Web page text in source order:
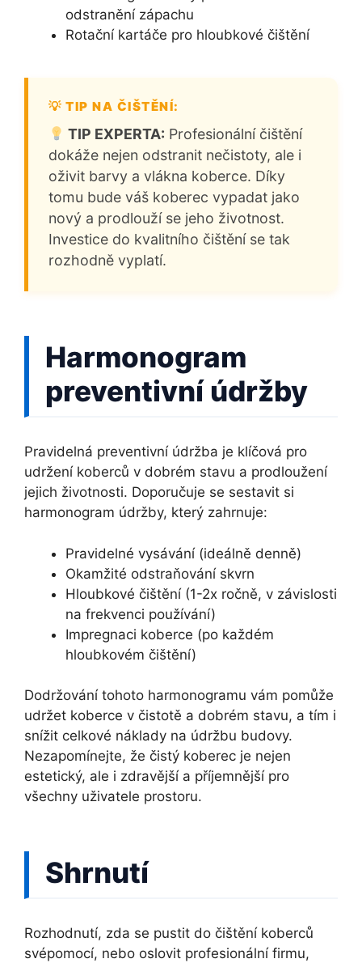
odstranění zápachu
Rotační kartáče pro hloubkové čištění
TIP EXPERTA: Profesionální čištění
dokáže nejen odstranit nečistoty, ale i
oživit barvy a vlákna koberce. Díky
tomu bude váš koberec vypadat jako
nový a prodlouží se jeho životnost.
Investice do kvalitního čištění se tak
rozhodně vyplatí.
Harmonogram
preventivní údržby
Pravidelná preventivní údržba je klíčová pro
udržení koberců v dobrém stavu a prodloužení
jejich životnosti. Doporučuje se sestavit si
harmonogram údržby, který zahrnuje:
Pravidelné vysávání (ideálně denně)
Okamžité odstraňování skvrn
Hloubkové čištění (1-2x ročně, v závislosti
na frekvenci používání)
Impregnaci koberce (po každém
hloubkovém čištění)
Dodržování tohoto harmonogramu vám pomůže
udržet koberce v čistotě a dobrém stavu, a tím i
snížit celkové náklady na údržbu budovy.
Nezapomínejte, že čistý koberec je nejen
estetický, ale i zdravější a příjemnější pro
všechny uživatele prostoru.
Shrnutí
Rozhodnutí, zda se pustit do čištění koberců
svépomocí, nebo oslovit profesionální firmu,